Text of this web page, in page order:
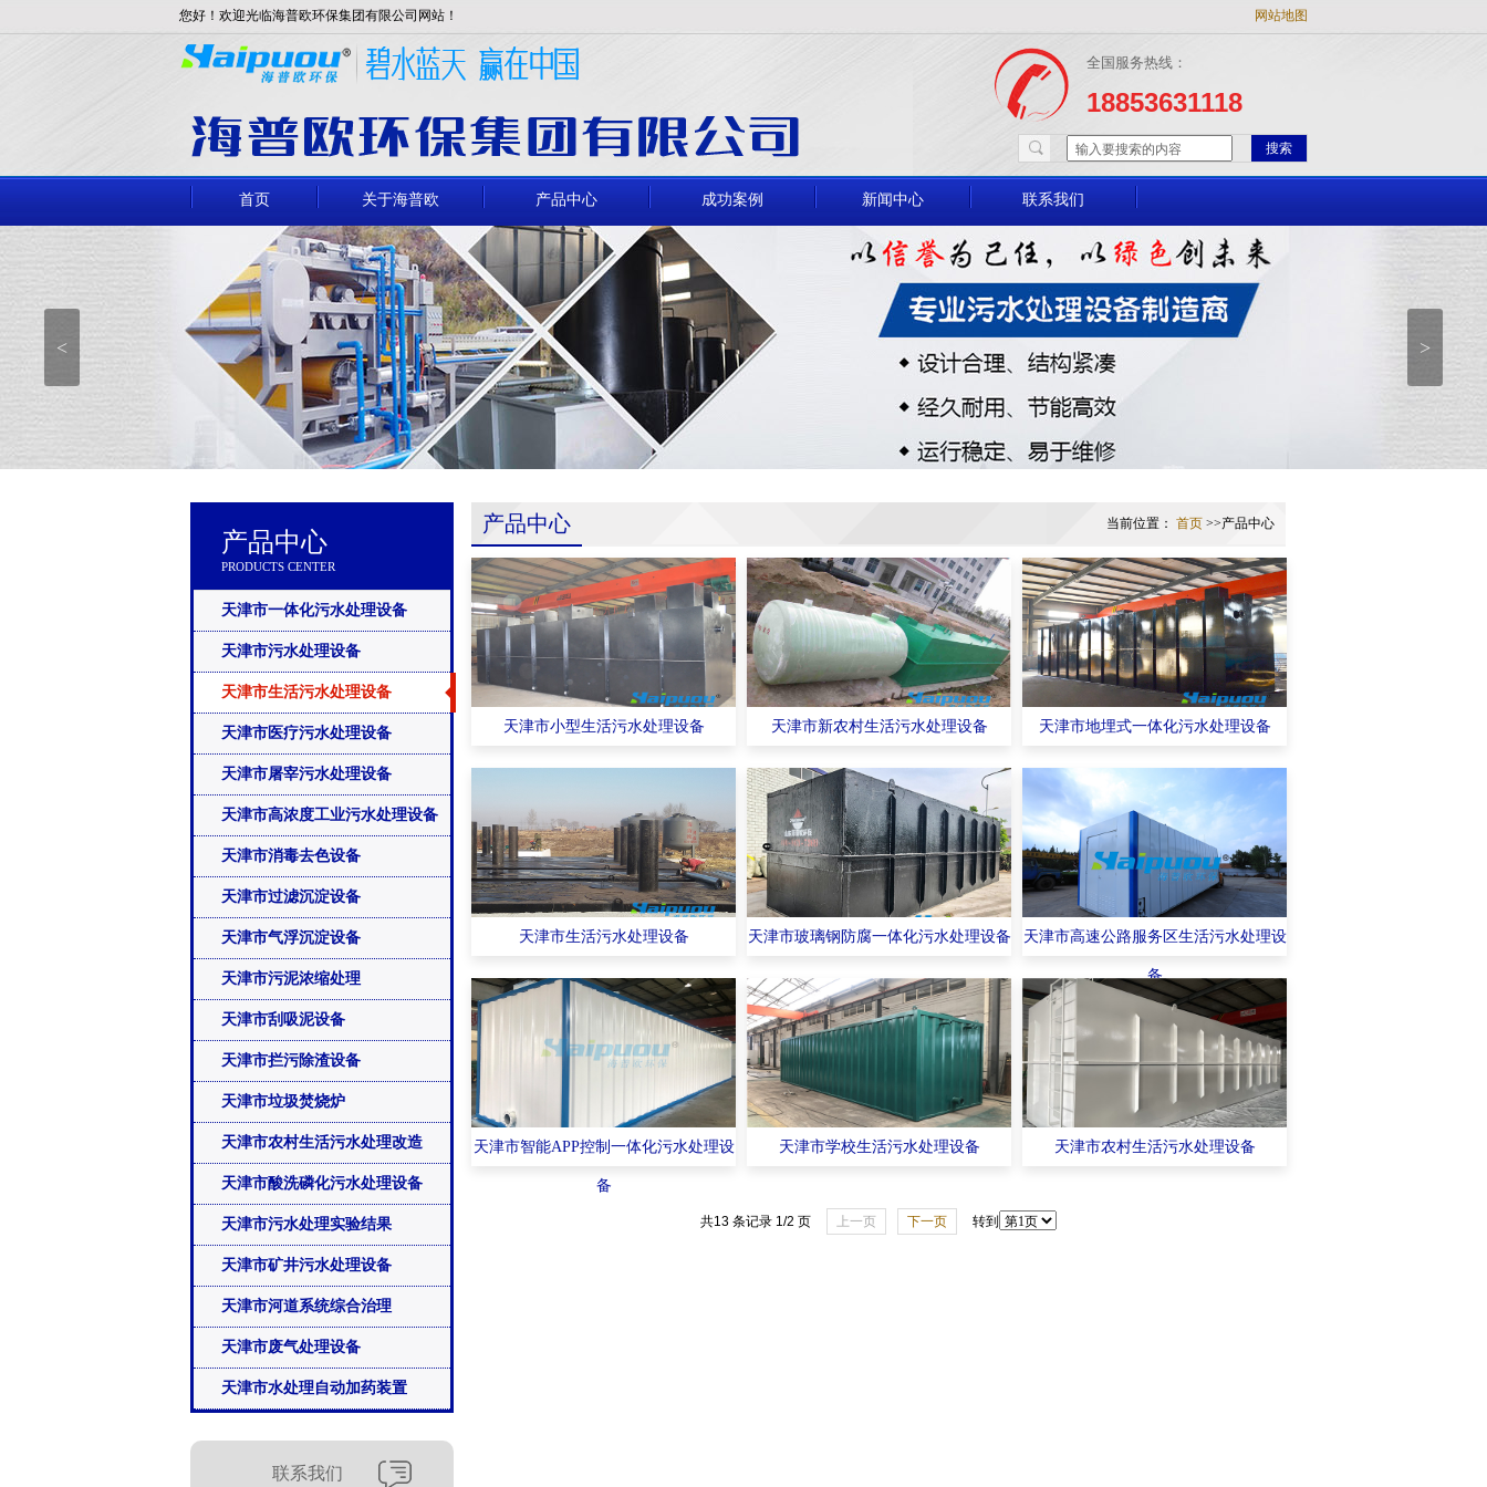
您好！欢迎光临海普欧环保集团有限公司网站！ 网站地图
全国服务热线：
18853631118
搜索
首页 关于海普欧 产品中心 成功案例 新闻中心 联系我们
< >
产品中心
PRODUCTS CENTER
天津市一体化污水处理设备
天津市污水处理设备
天津市生活污水处理设备
天津市医疗污水处理设备
天津市屠宰污水处理设备
天津市高浓度工业污水处理设备
天津市消毒去色设备
天津市过滤沉淀设备
天津市气浮沉淀设备
天津市污泥浓缩处理
天津市刮吸泥设备
天津市拦污除渣设备
天津市垃圾焚烧炉
天津市农村生活污水处理改造
天津市酸洗磷化污水处理设备
天津市污水处理实验结果
天津市矿井污水处理设备
天津市河道系统综合治理
天津市废气处理设备
天津市水处理自动加药装置
联系我们
当前位置： 首页 >>产品中心
产品中心
天津市小型生活污水处理设备 天津市新农村生活污水处理设备 天津市地埋式一体化污水处理设备
天津市生活污水处理设备 天津市玻璃钢防腐一体化污水处理设备 天津市高速公路服务区生活污水处理设
备
天津市智能APP控制一体化污水处理设
备
天津市学校生活污水处理设备 天津市农村生活污水处理设备
共13 条记录 1/2 页 上一页 下一页 转到